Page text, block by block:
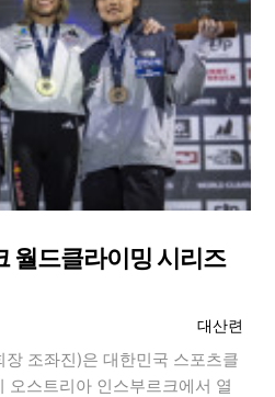
월드클라이밍 시리즈
등록자
대산련
조좌진)은 대한민국 스포츠클
오스트리아 인스부르크에서 열